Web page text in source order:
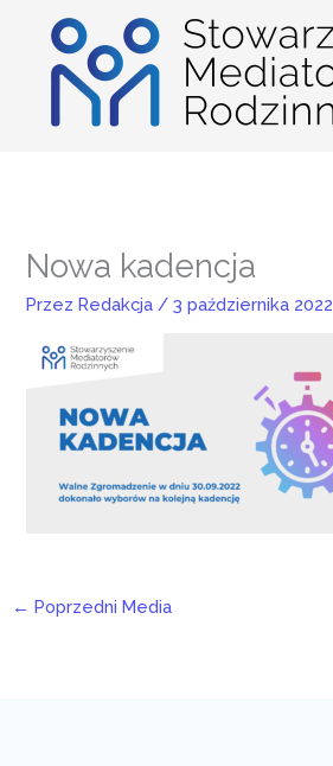
Nowa kadencja
PrzezRedakcja /3 października 2022
← Poprzedni Media